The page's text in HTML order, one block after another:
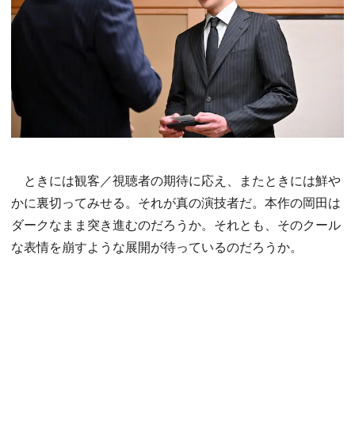
ときには観客／視聴者の期待に応え、またときには鮮や
かに裏切ってみせる。それが真の演技者だ。本作の岡田は
ダークなまま突き進むのだろうか。それとも、そのクール
な表情を崩すような展開が待っているのだろうか。